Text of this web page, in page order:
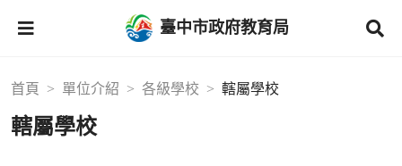
臺中市政府教育局
首頁 單位介紹 各級學校 轄屬學校
轄屬學校